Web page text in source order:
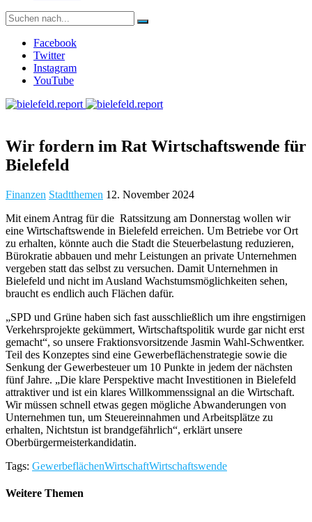
Suche
nach:
Facebook
Twitter
Instagram
YouTube
Wir fordern im Rat Wirtschaftswende für
Bielefeld
Finanzen Stadtthemen 12. November 2024
Mit einem Antrag für die Ratssitzung am Donnerstag wollen wir
eine Wirtschaftswende in Bielefeld erreichen. Um Betriebe vor Ort
zu erhalten, könnte auch die Stadt die Steuerbelastung reduzieren,
Bürokratie abbauen und mehr Leistungen an private Unternehmen
vergeben statt das selbst zu versuchen. Damit Unternehmen in
Bielefeld und nicht im Ausland Wachstumsmöglichkeiten sehen,
braucht es endlich auch Flächen dafür.
„SPD und Grüne haben sich fast ausschließlich um ihre engstirnigen
Verkehrsprojekte gekümmert, Wirtschaftspolitik wurde gar nicht erst
gemacht“, so unsere Fraktionsvorsitzende Jasmin Wahl-Schwentker.
Teil des Konzeptes sind eine Gewerbeflächenstrategie sowie die
Senkung der Gewerbesteuer um 10 Punkte in jedem der nächsten
fünf Jahre. „Die klare Perspektive macht Investitionen in Bielefeld
attraktiver und ist ein klares Willkommenssignal an die Wirtschaft.
Wir müssen schnell etwas gegen mögliche Abwanderungen von
Unternehmen tun, um Steuereinnahmen und Arbeitsplätze zu
erhalten, Nichtstun ist brandgefährlich“, erklärt unsere
Oberbürgermeisterkandidatin.
Tags: GewerbeflächenWirtschaftWirtschaftswende
Weitere Themen